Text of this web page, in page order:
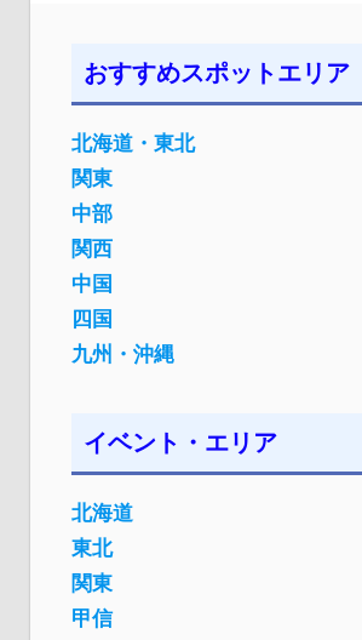
おすすめスポットエリア
北海道・東北
関東
中部
関西
中国
四国
九州・沖縄
イベント・エリア
北海道
東北
関東
甲信